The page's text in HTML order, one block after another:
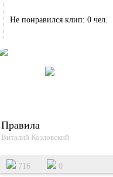
Не понравился клип: 0 чел.
Правила
Виталий Козловский
716 0